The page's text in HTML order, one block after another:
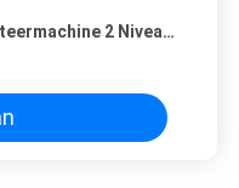
2 Niveau